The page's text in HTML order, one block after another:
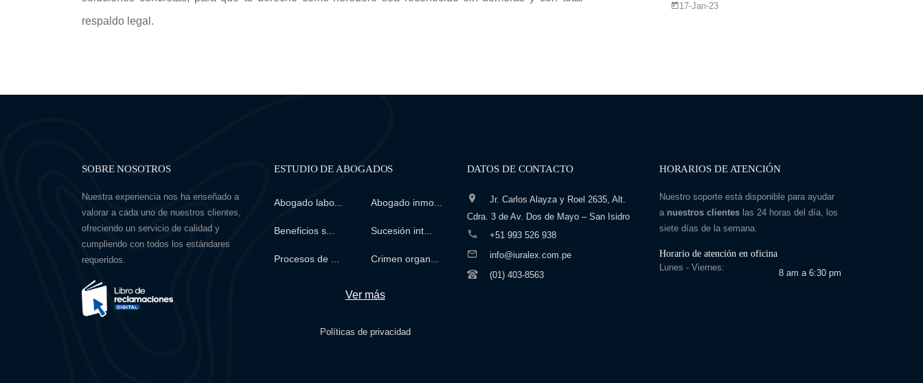
respaldo legal.
17-Jan-23
SOBRE NOSOTROS
Nuestra experiencia nos ha enseñado a
valorar a cada uno de nuestros clientes,
ofreciendo un servicio de calidad y
cumpliendo con todos los estándares
requeridos.
ESTUDIO DE ABOGADOS
Abogado labo... Abogado inmo...
Beneficios s... Sucesión int...
Procesos de ... Crimen organ...
Ver más
Políticas de privacidad
DATOS DE CONTACTO
Jr. Carlos Alayza y Roel 2635, Alt.
Cdra. 3 de Av. Dos de Mayo – San Isidro
+51 993 526 938
info@iuralex.com.pe
(01) 403-8563
HORARIOS DE ATENCIÓN
Nuestro soporte está disponible para ayudar
a nuestros clienteslas 24 horas del día, los
siete días de la semana.
Horario de atención en oficina
Lunes - Viernes:
8 am a 6:30 pm